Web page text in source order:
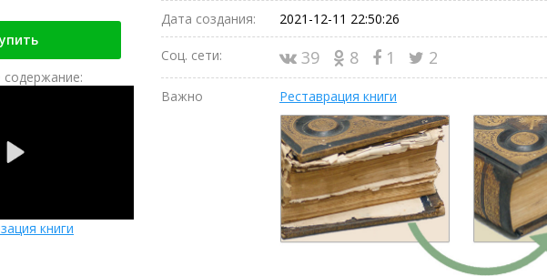
содержание:
книги
Дата создания: 2021-12-11 22:50:26
Соц. сети: 39 8 1 2
Важно Реставрация книги